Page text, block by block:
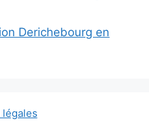
Derichebourg en